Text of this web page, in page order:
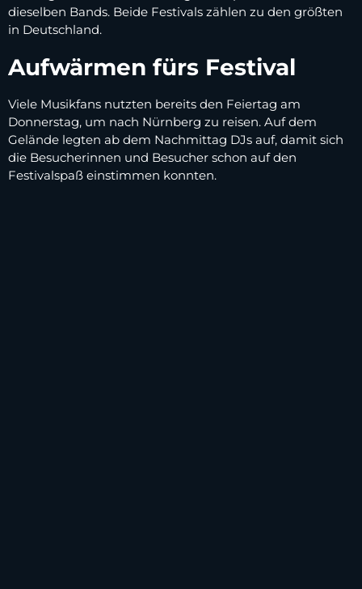
dieselben Bands. Beide Festivals zählen zu den größten
in Deutschland.
Aufwärmen fürs Festival
Viele Musikfans nutzten bereits den Feiertag am
Donnerstag, um nach Nürnberg zu reisen. Auf dem
Gelände legten ab dem Nachmittag DJs auf, damit sich
die Besucherinnen und Besucher schon auf den
Festivalspaß einstimmen konnten.